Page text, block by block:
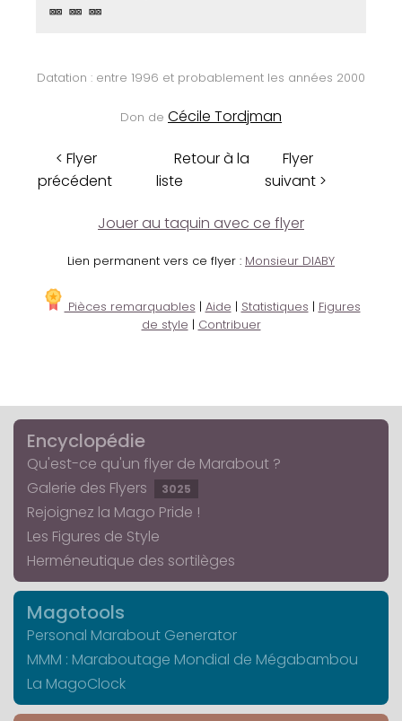
⊠⊠ ⊠⊠ ⊠⊠
Datation : entre 1996 et probablement les années 2000
Don de Cécile Tordjman
< Flyer
précédent
Retour à la
liste
Flyer
suivant >
Jouer au taquin avec ce flyer
Lien permanent vers ce flyer : Monsieur DIABY
Pièces remarquables | Aide | Statistiques | Figures
de style | Contribuer
Encyclopédie
Qu'est-ce qu'un flyer de Marabout ?
Galerie des Flyers
3025
Rejoignez la Mago Pride !
Les Figures de Style
Herméneutique des sortilèges
Magotools
Personal Marabout Generator
MMM : Maraboutage Mondial de Mégabambou
La MagoClock